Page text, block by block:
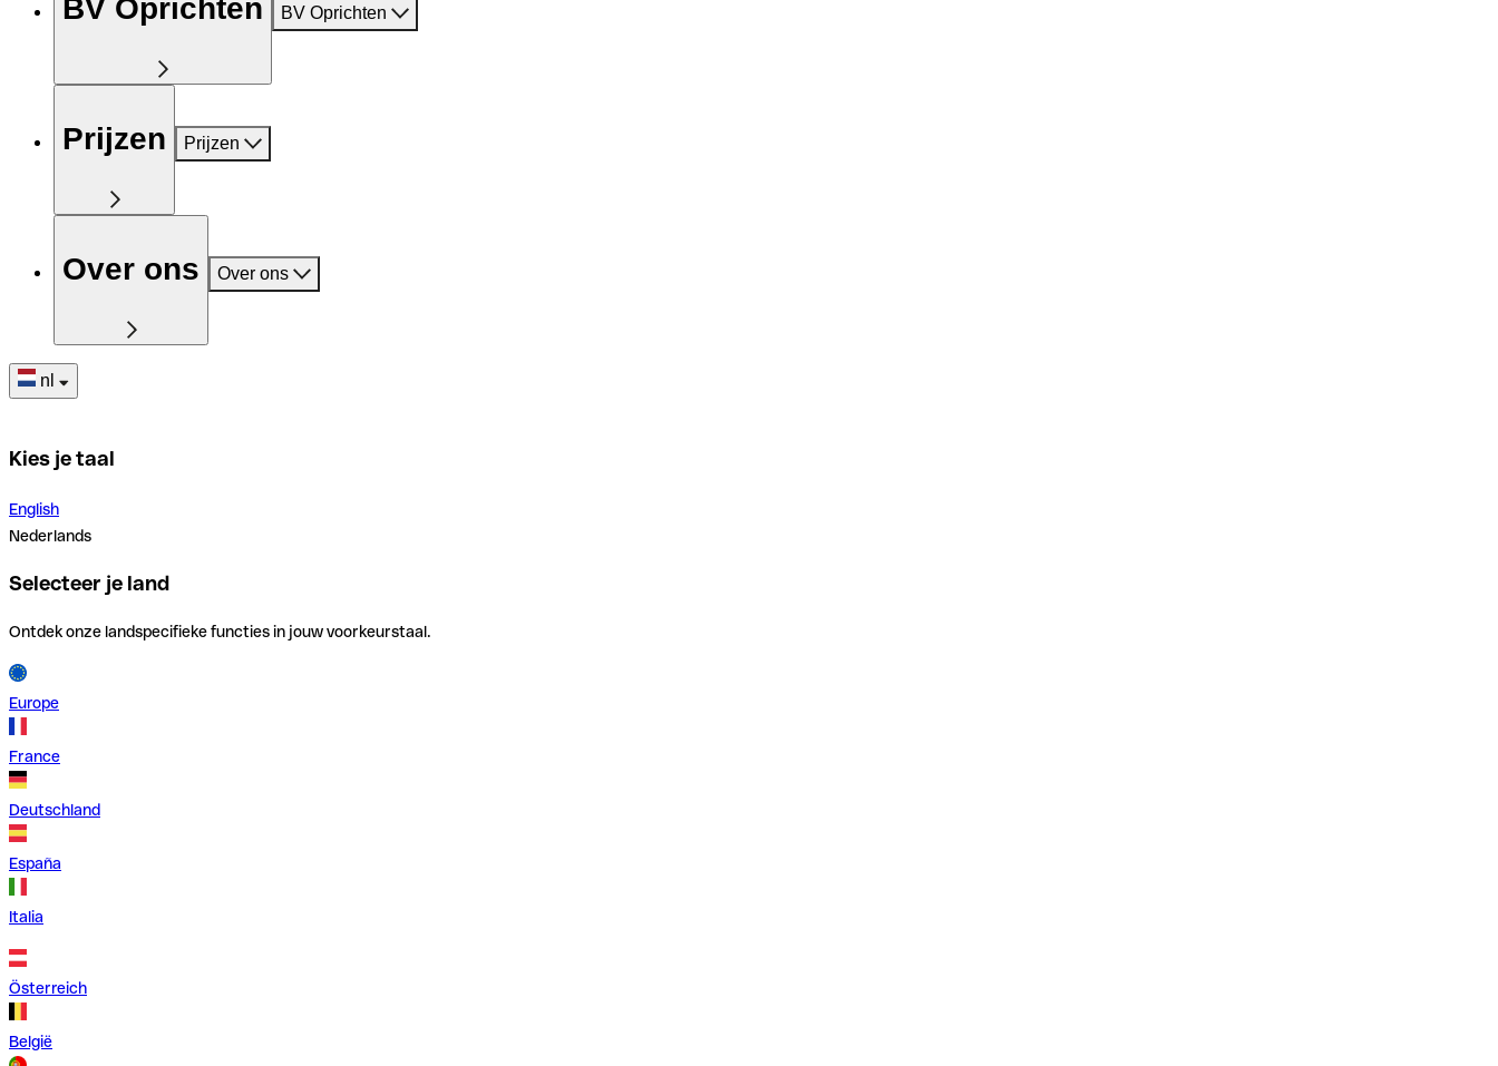
BV Oprichten BV Oprichten
Prijzen Prijzen
Over ons Over ons
nl
Kies je taal
English
Nederlands
Selecteer je land
Ontdek onze landspecifieke functies in jouw voorkeurstaal.
Europe
France
Deutschland
España
Italia
Österreich
België